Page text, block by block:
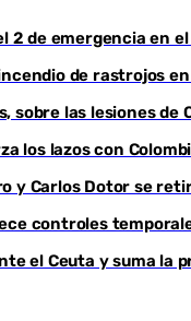
2 de emergencia en
de rastrojos
sobre las lesiones
los lazos con
y Carlos Dotor se
controles
el Ceuta y suma